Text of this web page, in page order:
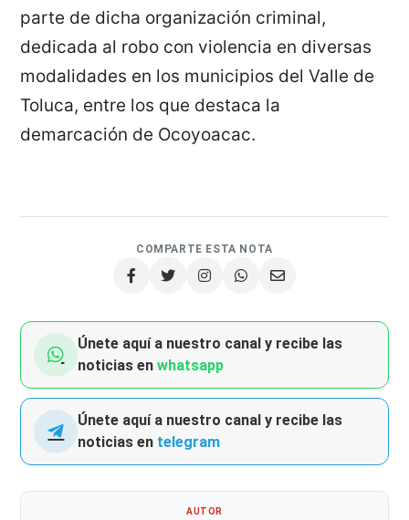
parte de dicha organización criminal,
dedicada al robo con violencia en diversas
modalidades en los municipios del Valle de
Toluca, entre los que destaca la
demarcación de Ocoyoacac.
COMPARTE ESTA NOTA
Únete aquí a nuestro canal y recibe las
noticias enwhatsapp
Únete aquí a nuestro canal y recibe las
noticias en telegram
AUTOR